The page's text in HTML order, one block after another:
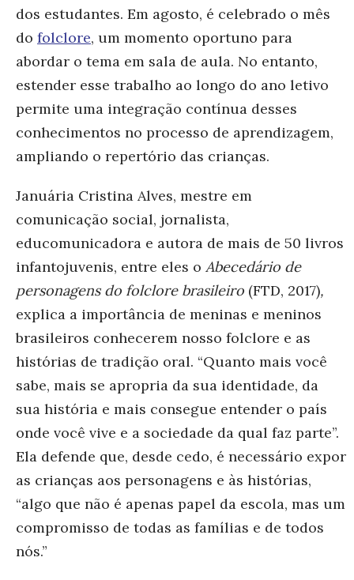
dos estudantes. Em agosto, é celebrado o mês
do folclore, um momento oportuno para
abordar o tema em sala de aula. No entanto,
estender esse trabalho ao longo do ano letivo
permite uma integração contínua desses
conhecimentos no processo de aprendizagem,
ampliando o repertório das crianças.
Januária Cristina Alves, mestre em
comunicação social, jornalista,
educomunicadora e autora de mais de 50 livros
infantojuvenis, entre eles o Abecedário de
personagens do folclore brasileiro (FTD, 2017),
explica a importância de meninas e meninos
brasileiros conhecerem nosso folclore e as
histórias de tradição oral. “Quanto mais você
sabe, mais se apropria da sua identidade, da
sua história e mais consegue entender o país
onde você vive e a sociedade da qual faz parte”.
Ela defende que, desde cedo, é necessário expor
as crianças aos personagens e às histórias,
“algo que não é apenas papel da escola, mas um
compromisso de todas as famílias e de todos
nós.”